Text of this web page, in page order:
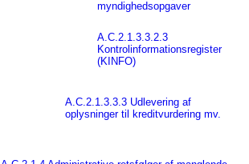
myndighedsopgaver
A.C.2.1.3.3.2.3
Kontrolinformationsregister
(KINFO)
A.C.2.1.3.3.3 Udlevering af
oplysninger til kreditvurdering mv.